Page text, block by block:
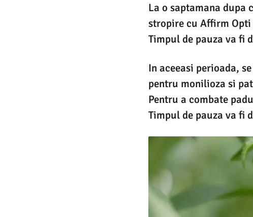
La o saptamana
stropire cu Affirm
Timpul de pauza va fi
In aceeasi perioada,
pentru monilioza si
Pentru a combate
Timpul de pauza va fi